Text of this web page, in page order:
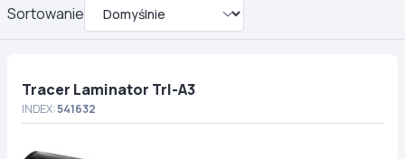
Sortowanie
Tracer Laminator Trl-A3
INDEX:541632